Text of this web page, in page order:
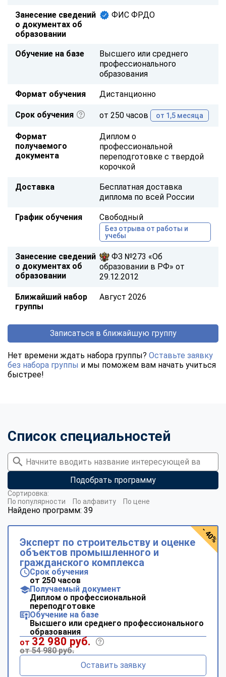
Занесение сведений
о документах об
образовании
ФИС ФРДО
Обучение на базе
Высшего или среднего
профессионального
образования
Формат обучения Дистанционно
Срок обучения от 250 часов от 1,5 месяца
Формат
получаемого
документа
Диплом о
профессиональной
переподготовке с твердой
корочкой
Доставка
Бесплатная доставка
диплома по всей России
График обучения Свободный
Без отрыва от работы и
учебы
Занесение сведений
о документах об
образовании
ФЗ №273 «Об
образовании в РФ» от
29.12.2012
Ближайший набор
группы
Август 2026
Записаться в ближайшую группу
Нет времени ждать набора группы? Оставьте заявку
без набора группы и мы поможем вам начать учиться
быстрее!
Список специальностей
Подобрать программу
Найдено программ: 39
Сортировка:
По популярности
По алфавиту По цене
Эксперт по строительству и оценке
объектов промышленного и
гражданского комплекса
Срок обучения
от 250 часов
Получаемый документ
Диплом о профессиональной
переподготовке
Обучение на базе
Высшего или среднего профессионального
образования
от 32 980 руб.
от 54 980 руб.
Оставить заявку
- 40%